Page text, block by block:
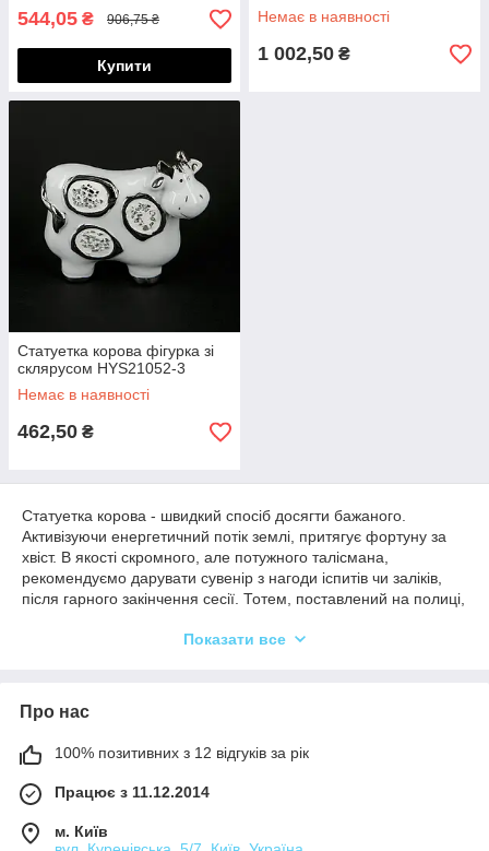
544,05 ₴ 906,75 ₴
Купити
Немає в наявності
1 002,50 ₴
Статуетка корова фігурка зі
склярусом HYS21052-3
Немає в наявності
462,50 ₴
Статуетка корова - швидкий спосіб досягти бажаного.
Активізуючи енергетичний потік землі, притягує фортуну за
хвіст. В якості скромного, але потужного талісмана,
рекомендуємо дарувати сувенір з нагоди іспитів чи заліків,
після гарного закінчення сесії. Тотем, поставлений на полиці,
може бути подарована чоловікові або жінці, чітких правил
Києві недорого пропонуємо в інтернет-магазині Svit
Podarubnliv. Переваги співпраці помітні вже після першої
покупки!
фен шуй
Згідно релігійного напрямку, має інше, священне назву –
Показати все
Про нас
100% позитивних з 12 відгуків за рік
Працює з 11.12.2014
м. Київ